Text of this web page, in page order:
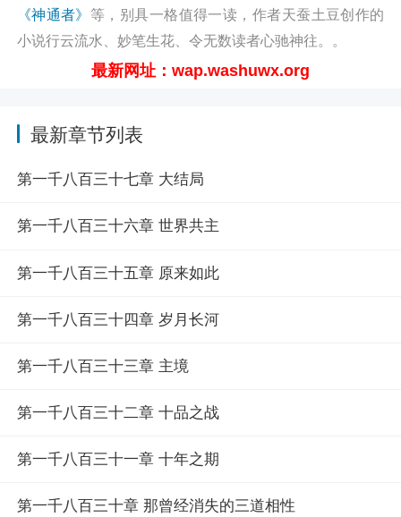
《神通者》 等，别具一格值得一读，作者天蚕土豆创作的
小说行云流水、妙笔生花、令无数读者心驰神往。。
最新网址：wap.washuwx.org
最新章节列表
第一千八百三十七章 大结局
第一千八百三十六章 世界共主
第一千八百三十五章 原来如此
第一千八百三十四章 岁月长河
第一千八百三十三章 主境
第一千八百三十二章 十品之战
第一千八百三十一章 十年之期
第一千八百三十章 那曾经消失的三道相性